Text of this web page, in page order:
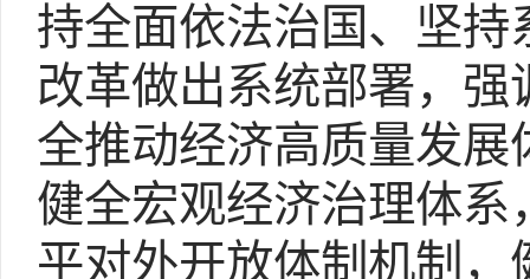
持全面依法治国、坚
改革做出系统部署，
全推动经济高质量发
健全宏观经济治理体
平对外开放体制机制